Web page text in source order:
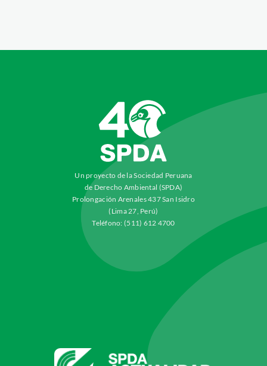
Un proyecto de la Sociedad Peruana
de Derecho Ambiental (SPDA)
Prolongación Arenales 437 San Isidro
(Lima 27, Perú)
Teléfono: (511) 612 4700